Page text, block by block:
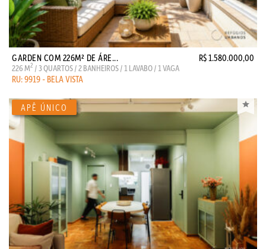
GARDEN COM 226M² DE ÁRE... R$ 1.580.000,00
226 M2 / 3 QUARTOS / 2 BANHEIROS / 1 LAVABO / 1 VAGA
RU: 9919 - BELA VISTA